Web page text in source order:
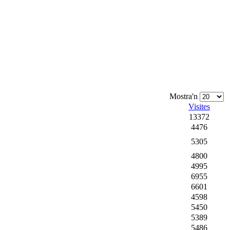
Mostra'n
Visites
13372
4476
5305
4800
4995
6955
6601
4598
5450
5389
5486